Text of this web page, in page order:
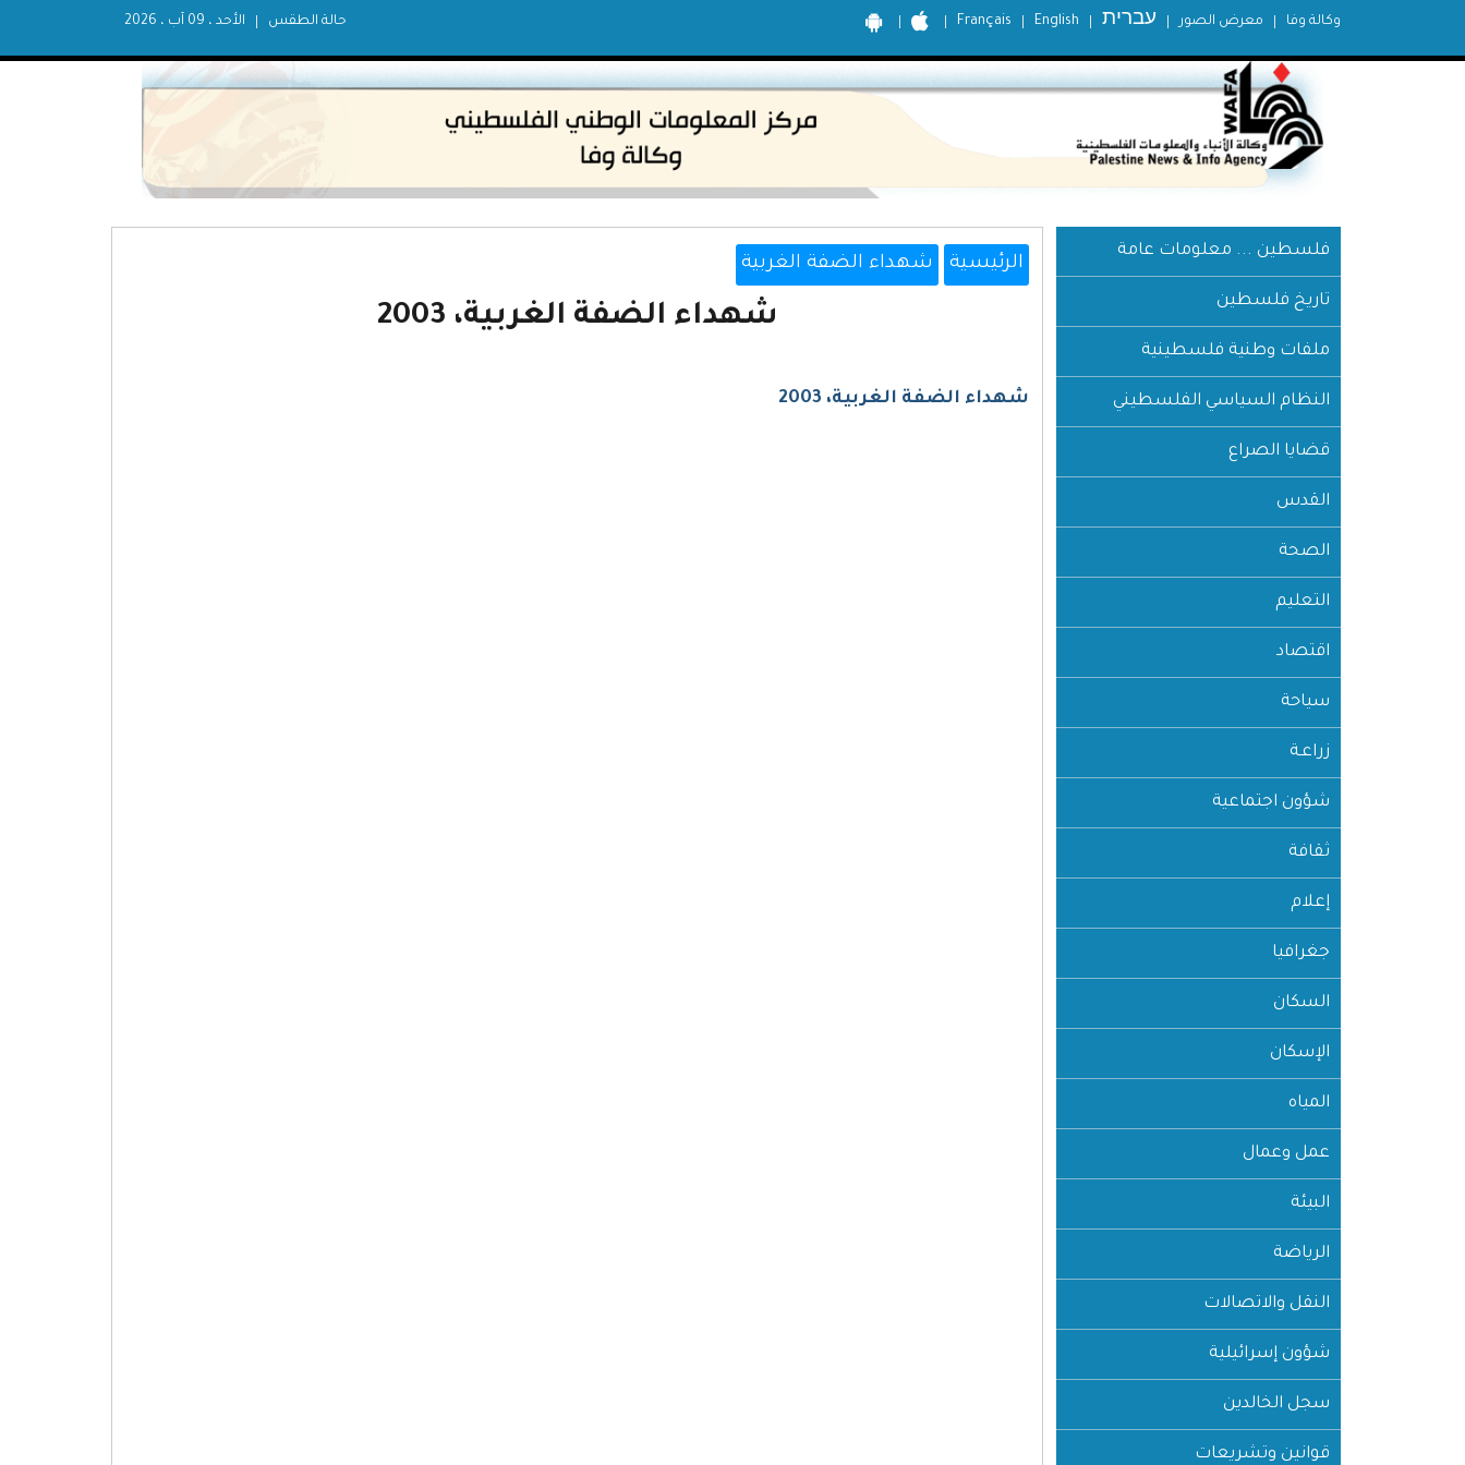
Français English עברית معرض الصور وكالة وفا الأحد ، 09 آب ، 2026 حالة الطقس
فلسطين ... معلومات عامة
تاريخ فلسطين
ملفات وطنية فلسطينية
النظام السياسي الفلسطيني
قضايا الصراع
القدس
الصحة
التعليم
اقتصاد
سياحة
زراعـة
شؤون اجتماعية
ثقافة
إعلام
جغرافيا
السكان
الإسكان
المياه
عمل وعمال
البيئة
الرياضة
النقل والاتصالات
شؤون إسرائيلية
سجل الخالدين
قوانين وتشريعات
الرئيسية شهداء الضفة الغربية
شهداء الضفة الغربية، 2003
شهداء الضفة الغربية، 2003